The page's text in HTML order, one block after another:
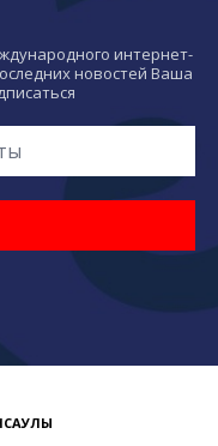
интернет-
новостей Ваша